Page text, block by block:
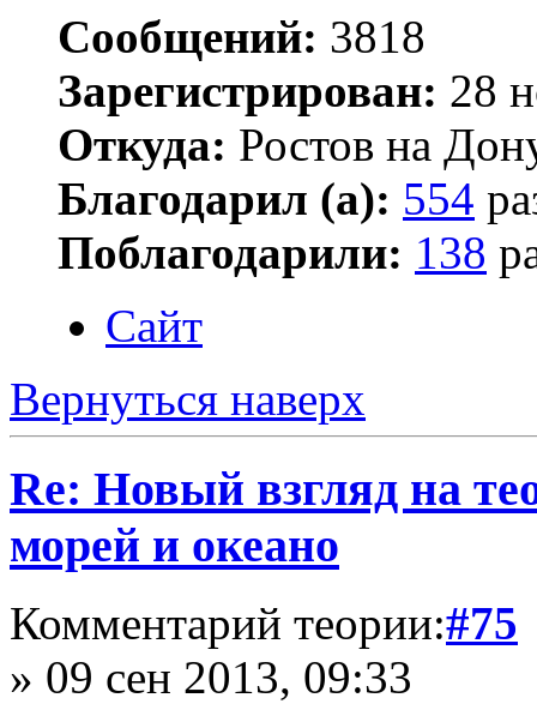
Сообщений: 3818
Зарегистрирован: 28
Откуда: Ростов на
Благодарил (а): 554
Поблагодарили: 138
Сайт
Вернуться наверх
Re: Новый взгляд на
морей и океано
Комментарий теории:#75
» 09 сен 2013, 09:33